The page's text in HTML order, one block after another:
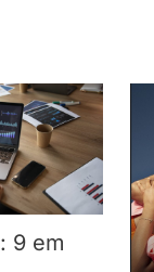
9 em